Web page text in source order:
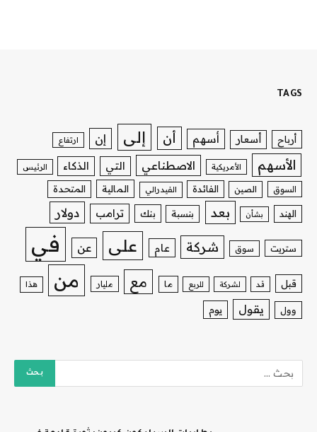
TAGS
أرباح أسعار أسهم أن إلى إن ارتفاع
الأسهم الأمريكية الاصطناعي التي الذكاء الرئيس
السوق الصين الفائدة الفيدرالي المالية المتحدة
الهند بشأن بعد بنسبة بنك ترامب دولار
ستريت سوق شركة عام على عن في
قبل قد لشركة للربع ما مع مليار من هذا
وول يقول يوم